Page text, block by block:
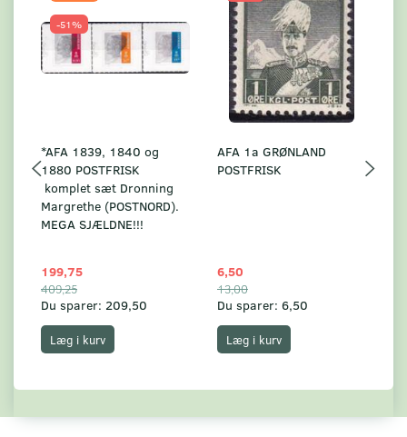
-51%
*AFA 1839, 1840 og
1880 POSTFRISK
komplet sæt Dronning
Margrethe (POSTNORD).
MEGA SJÆLDNE!!!
199,75
409,25
Du sparer: 209,50
Læg i kurv
AFA 1a GRØNLAND
POSTFRISK
6,50
13,00
Du sparer: 6,50
Læg i kurv